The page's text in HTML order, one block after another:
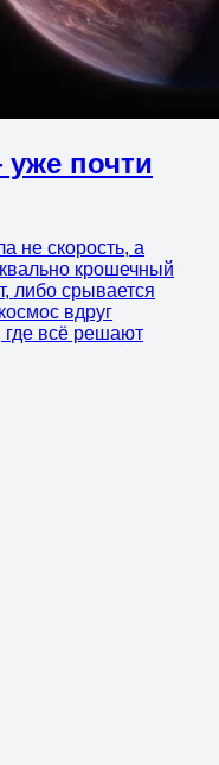
почти
не скорость, а
крошечный
либо срывается
вдруг
где всё решают